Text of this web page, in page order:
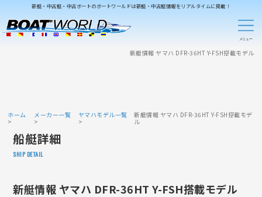
新艇・中古艇・中古ボートのボートワールドは新艇・中古艇情報をリアルタイムに掲載！
新艇情報 ヤマハ DFR-36HT Y-FSH搭載モデル
ホーム メーカー一覧 ヤマハモデル一覧
新艇情報 ヤマハ DFR-36HT Y-FSH搭載モデ
ル
船艇詳細
SHIP DETAIL
新艇情報 ヤマハ DFR-36HT Y-FSH搭載モデル